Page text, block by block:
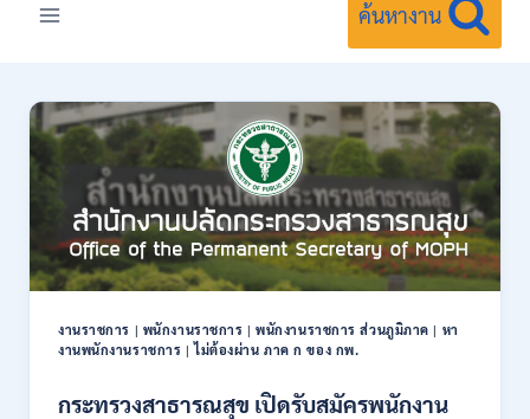
ค้นหางาน
งานราชการ | พนักงานราชการ |พนักงานราชการ ส่วนภูมิภาค | หา
งานพนักงานราชการ |ไม่ต้องผ่าน ภาค ก ของ กพ.
กระทรวงสาธารณสุข เปิดรับสมัครพนักงาน